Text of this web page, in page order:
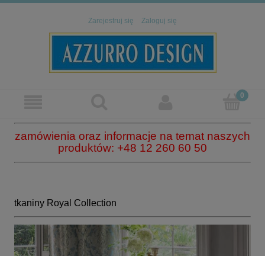
Zarejestruj się Zaloguj się
zamówienia oraz informacje na temat naszych
produktów: +48 12 260 60 50
tkaniny Royal Collection